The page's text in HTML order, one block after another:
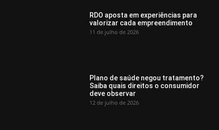
RDO aposta em experiências para
valorizar cada empreendimento
11 de julho de 2026
Plano de saúde negou tratamento?
Saiba quais direitos o consumidor
deve observar
12 de julho de 2026